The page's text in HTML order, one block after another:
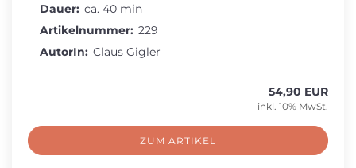
Dauer: ca. 40 min
Artikelnummer: 229
AutorIn: Claus Gigler
54,90 EUR
inkl. 10% MwSt.
ZUM ARTIKEL